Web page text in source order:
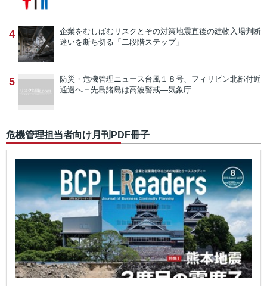
4 企業をむしばむリスクとその対策地震直後の建物入場判断
迷いを断ち切る「二段階ステップ」
5 防災・危機管理ニュース台風１８号、フィリピン北部付近
通過へ＝先島諸島は高波警戒―気象庁
危機管理担当者向け月刊PDF冊子